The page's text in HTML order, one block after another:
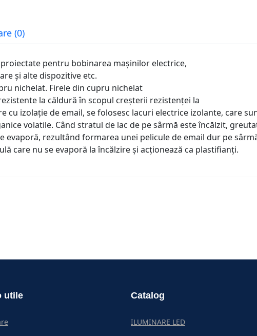
(0)
pentru bobinarea mașinilor electrice,
și alte dispozitive etc.
nichelat. Firele din cupru nichelat
la căldură în scopul creșterii rezistenței la
cu izolație de email, se folosesc lacuri electrice izolante, care
volatile. Când stratul de lac de pe sârmă este încălzit,
evaporă, rezultând formarea unei pelicule de email dur pe
care nu se evaporă la încălzire și acționează ca plastifianți.
utile Catalog
ILUMINARE LED